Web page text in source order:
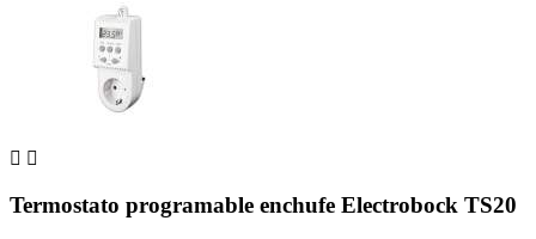
 
Termostato programable enchufe Electrobock TS20